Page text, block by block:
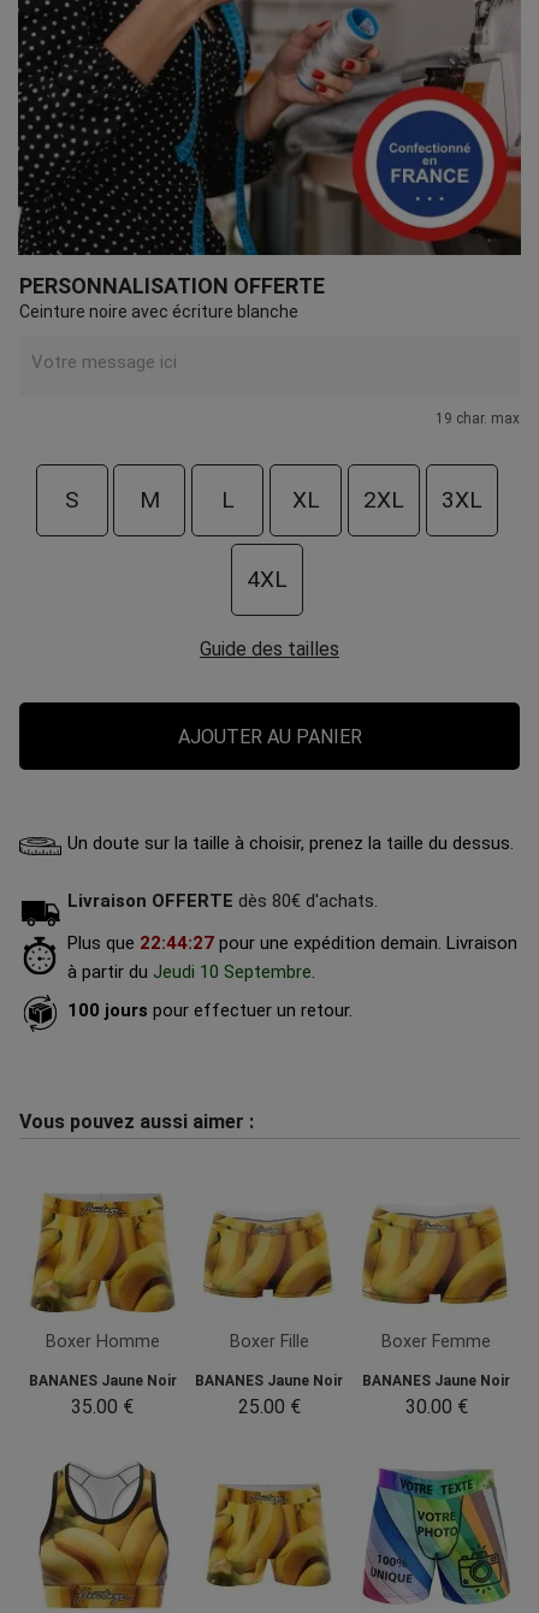
PERSONNALISATION OFFERTE
Ceinture noire avec écriture blanche
19 char. max
S M L XL 2XL 3XL
4XL
Guide des tailles
AJOUTER AU PANIER
Un doute sur la taille à choisir, prenez la taille du dessus.
Livraison OFFERTE dès 80€ d'achats.
Plus que 22:44:26 pour une expédition demain. Livraison
à partir du Jeudi 10 Septembre.
100 jours pour effectuer un retour.
Vous pouvez aussi aimer :
Boxer Homme
BANANES Jaune Noir
35.00 €
Boxer Fille
BANANES Jaune Noir
25.00 €
Boxer Femme
BANANES Jaune Noir
30.00 €